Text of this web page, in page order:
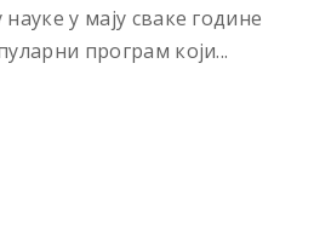
у мају сваке године
програм који...